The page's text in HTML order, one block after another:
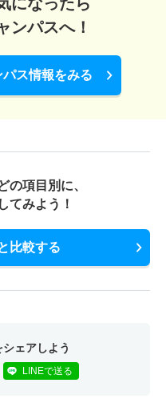
ンパスへ！
ス情報をみる
の項目別に、
てみよう！
比較する
ェアしよう
LINEで送る